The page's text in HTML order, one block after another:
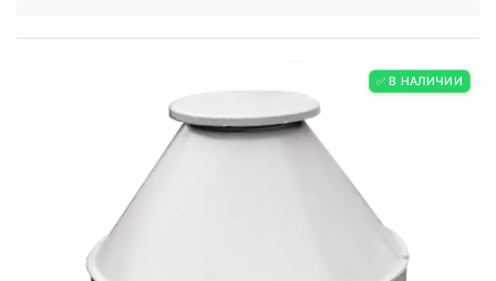
✅ В НАЛИЧИИ